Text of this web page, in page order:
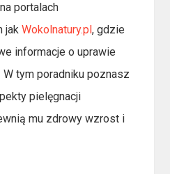
portalach
jakWokolnatury.pl, gdzie
informacje o uprawie
W tym poradniku poznasz
pielęgnacji
mu zdrowy wzrost i